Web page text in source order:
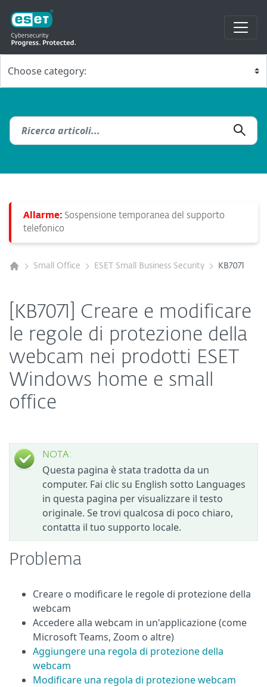
Allarme: Sospensione temporanea del supporto
telefonico
Small Office ESET Small Business Security KB7071
[KB7071] Creare e modificare
le regole di protezione della
webcam nei prodotti ESET
Windows home e small
office
NOTA:
Questa pagina è stata tradotta da un
computer. Fai clic su English sotto Languages
in questa pagina per visualizzare il testo
originale. Se trovi qualcosa di poco chiaro,
contatta il tuo supporto locale.
Problema
Creare o modificare le regole di protezione della
webcam
Accedere alla webcam in un'applicazione (come
Microsoft Teams, Zoom o altre)
Aggiungere una regola di protezione della
webcam
Modificare una regola di protezione webcam